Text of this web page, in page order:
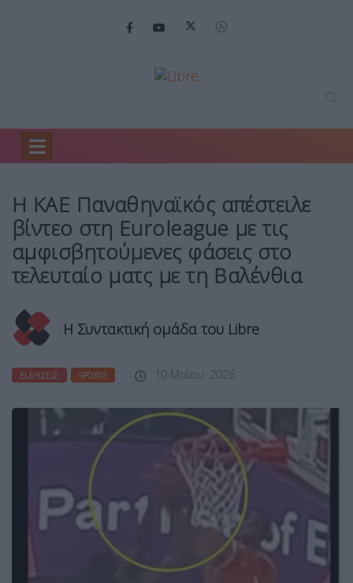
Home
Η ΚΑΕ Παναθηναϊκός απέστειλε
βίντεο στη Euroleague με τις
αμφισβητούμενες φάσεις στο
τελευταίο ματς με τη Βαλένθια
Η Συντακτική ομάδα του Libre
ΕΙΔΉΣΕΙΣ SPORTS 10 Μαΐου, 2026